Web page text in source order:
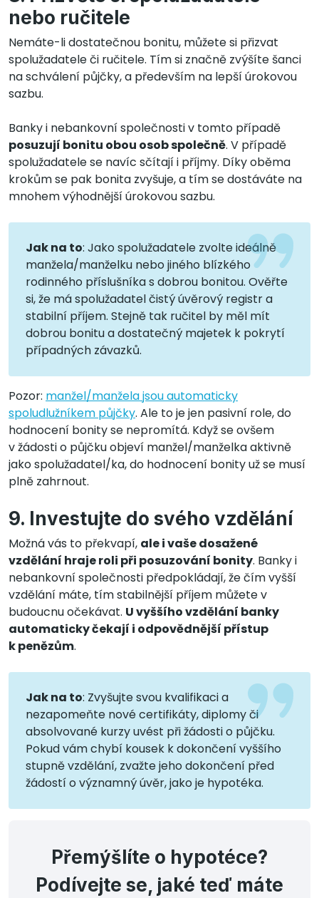
nebo ručitele
Nemáte-li dostatečnou bonitu, můžete si přizvat
spolužadatele či ručitele. Tím si značně zvýšíte šanci
na schválení půjčky, a především na lepší úrokovou
sazbu.
Banky i nebankovní společnosti v tomto případě
posuzují bonitu obou osob společně. V případě
spolužadatele se navíc sčítají i příjmy. Díky oběma
krokům se pak bonita zvyšuje, a tím se dostáváte na
mnohem výhodnější úrokovou sazbu.
Jak na to: Jako spolužadatele zvolte ideálně
manžela/manželku nebo jiného blízkého
rodinného příslušníka s dobrou bonitou. Ověřte
si, že má spolužadatel čistý úvěrový registr a
stabilní příjem. Stejně tak ručitel by měl mít
dobrou bonitu a dostatečný majetek k pokrytí
případných závazků.
Pozor: manžel/manžela jsou automaticky
spoludlužníkem půjčky. Ale to je jen pasivní role, do
hodnocení bonity se nepromítá. Když se ovšem
v žádosti o půjčku objeví manžel/manželka aktivně
jako spolužadatel/ka, do hodnocení bonity už se musí
plně zahrnout.
9. Investujte do svého vzdělání
Možná vás to překvapí, ale i vaše dosažené
vzdělání hraje roli při posuzování bonity. Banky i
nebankovní společnosti předpokládají, že čím vyšší
vzdělání máte, tím stabilnější příjem můžete v
budoucnu očekávat. U vyššího vzdělání banky
automaticky čekají i odpovědnější přístup
k penězům.
Jak na to: Zvyšujte svou kvalifikaci a
nezapomeňte nové certifikáty, diplomy či
absolvované kurzy uvést při žádosti o půjčku.
Pokud vám chybí kousek k dokončení vyššího
stupně vzdělání, zvažte jeho dokončení před
žádostí o významný úvěr, jako je hypotéka.
Přemýšlíte o hypotéce?
Podívejte se, jaké teď máte